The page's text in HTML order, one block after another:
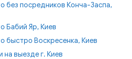
без посредников Конча-Заспа,
Бабий Яр, Киев
быстро Воскресенка, Киев
на выезде г. Киев